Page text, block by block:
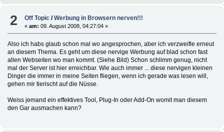
2 Off Topic /Werbung in Browsern nerven!!!
«am: 09. August 2008, 04:27:04 »
Also ich habs glaub schon mal wo angesprochen, aber ich verzweifle erneut
an diesem Thema. Es geht um diese nervige Werbung auf blad schon fast
allen Webseiten wo man kommt. (Siehe Bild) Schon schlimm genug, nicht
mal der Server ist hier erreichbar. Wie auch immer ... diese nervigen kleinen
Dinger die immer in meine Seiten fliegen, wenn ich gerade was lesen will,
gehen mir tierischt auf die Nüsse.
Weiss jemand ein effektives Tool, Plug-In oder Add-On womit man diesem
den Gar ausmachen kann?